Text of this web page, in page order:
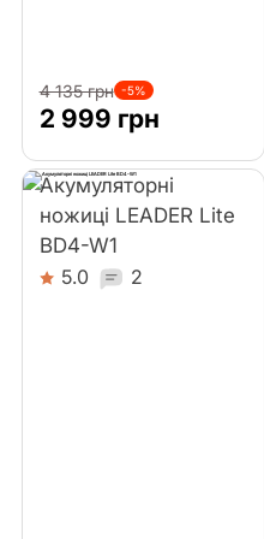
4 135 грн -5%
2 999 грн
Акумуляторні
ножиці LEADER Lite
BD4-W1
5.0 2